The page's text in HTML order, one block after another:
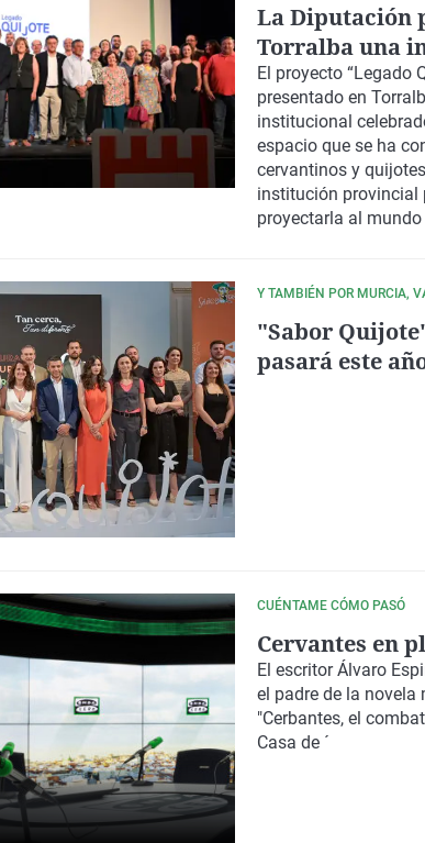
La Diputación
Torralba una
potencia
El proyecto “Legado
presentado en
institucional
espacio que se ha
cervantinos y
institución provincial
proyectarla al
Y TAMBIÉN POR MURCIA,
"Sabor
pasará este
CUÉNTAME CÓMO PASÓ
Cervantes en
El escritor Álvaro
el padre de la
"Cerbantes, el
Casa de ´